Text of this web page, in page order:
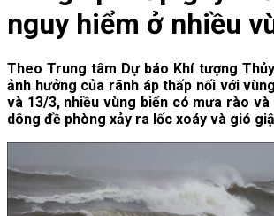
nguy hiểm ở nhiều
Theo Trung tâm Dự báo Khí tượng
ảnh hưởng của rãnh áp thấp nối với
và 13/3, nhiều vùng biển có mưa rào
dông đề phòng xảy ra lốc xoáy và gió